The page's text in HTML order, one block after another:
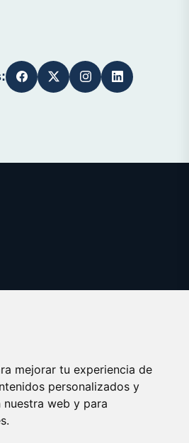
mejorar tu experiencia de
personalizados y
web y para